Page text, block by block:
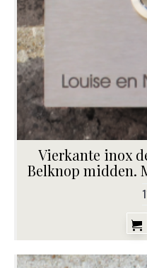
Vierkante inox
Belknop midden.